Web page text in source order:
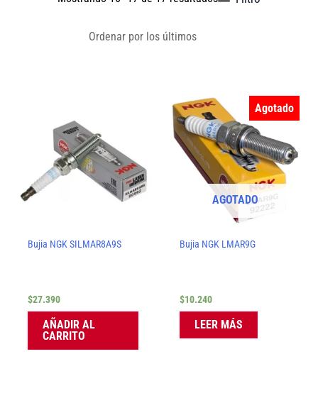
por
Bujia NGK SILMAR8A9S
$27.390
AÑADIR AL
CARRITO
Agotado
AGOTADO
Bujia NGK LMAR9G
$10.240
LEER MÁS